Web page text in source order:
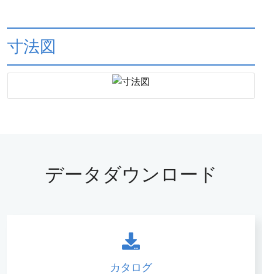
寸法図
データダウンロード
カタログ